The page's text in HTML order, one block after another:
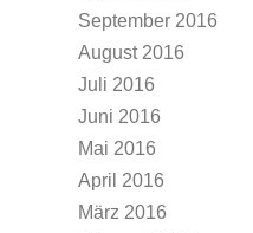
September 2016
August 2016
Juli 2016
Juni 2016
Mai 2016
April 2016
März 2016